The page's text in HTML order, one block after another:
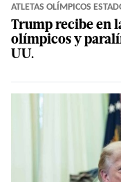
ATLETAS OLÍMPICOS
Trump recibe en
olímpicos y
UU.